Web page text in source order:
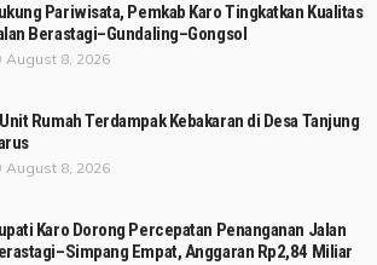
Pariwisata, Pemkab Karo Tingkatkan Kualitas
Berastagi–Gundaling–Gongsol
August 8, 2026
Rumah Terdampak Kebakaran di Desa Tanjung
August 8, 2026
Karo Dorong Percepatan Penanganan Jalan
Empat, Anggaran Rp2,84 Miliar